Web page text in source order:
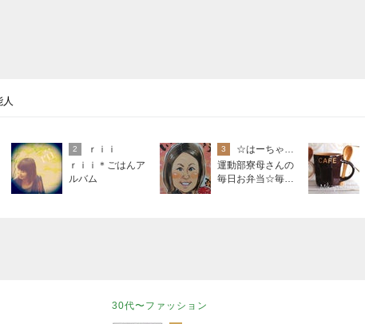
2
ｒｉｉ
ｒｉｉ＊ごはんア
ルバム
3
☆はーちゃん☆
運動部寮母さんの
毎日お弁当☆毎日
30代〜ファッション